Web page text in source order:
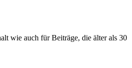
wie auch für Beiträge, die älter als 30